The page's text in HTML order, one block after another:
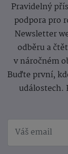
Pravidelný
podpora pro
Newsletter
odběru a
v náročném
Buďte první,
událostech.